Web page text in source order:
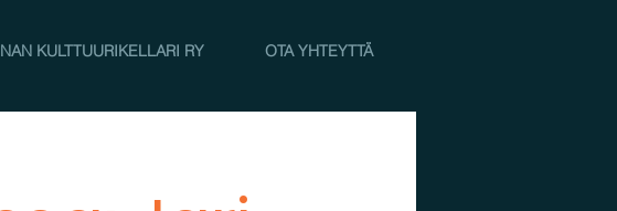
KULTTUURIKELLARI RY OTA YHTEYTTÄ